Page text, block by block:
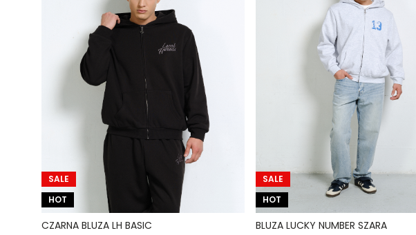
SALE
HOT
CZARNA BLUZA LH BASIC
SALE
HOT
BLUZA LUCKY NUMBER SZARA